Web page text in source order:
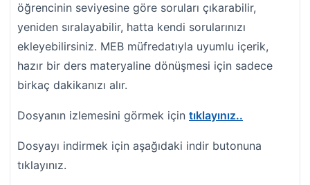
öğrencinin seviyesine göre soruları çıkarabilir,
yeniden sıralayabilir, hatta kendi sorularınızı
ekleyebilirsiniz. MEB müfredatıyla uyumlu içerik,
hazır bir ders materyaline dönüşmesi için sadece
birkaç dakikanızı alır.
Dosyanın izlemesini görmek için tıklayınız..
Dosyayı indirmek için aşağıdaki indir butonuna
tıklayınız.